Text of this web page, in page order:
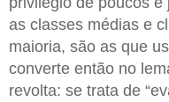
as classes médias e
maioria, são as que
converte então no
revolta: se trata de